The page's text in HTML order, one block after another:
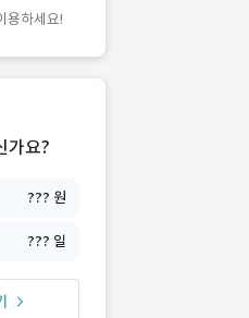
용하세요!
가요?
??? 원
??? 일